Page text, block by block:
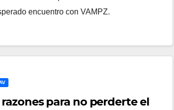
encuentro con VAMPZ.
razones para no perderte el